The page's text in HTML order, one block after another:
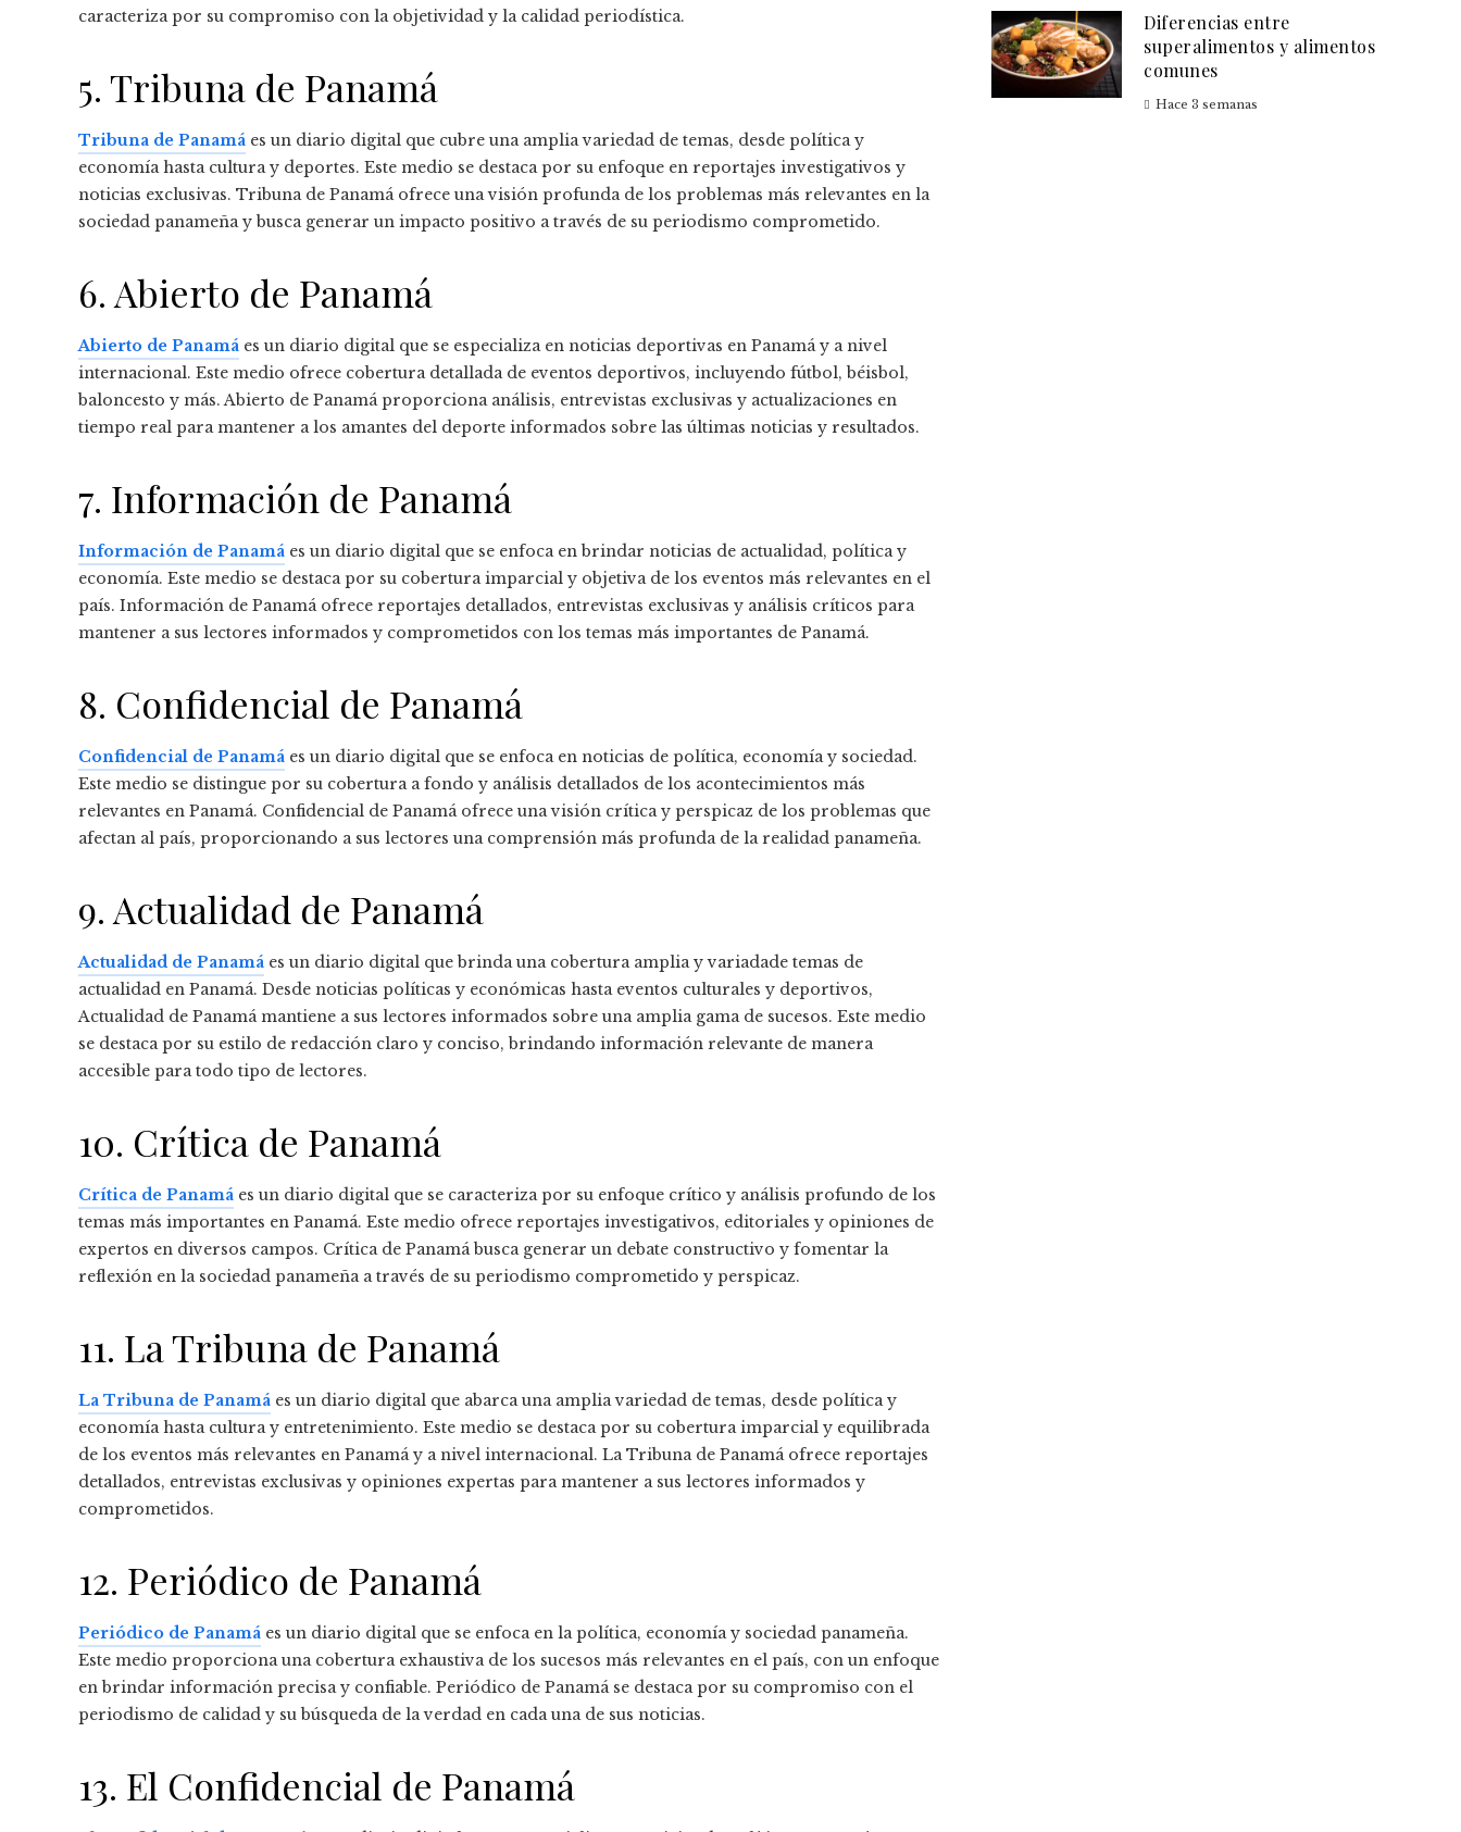
caracteriza por su compromiso con la objetividad y la calidad periodística.
5. Tribuna de Panamá
Tribuna de Panamá es un diario digital que cubre una amplia variedad de temas, desde política y
economía hasta cultura y deportes. Este medio se destaca por su enfoque en reportajes investigativos y
noticias exclusivas. Tribuna de Panamá ofrece una visión profunda de los problemas más relevantes en la
sociedad panameña y busca generar un impacto positivo a través de su periodismo comprometido.
6. Abierto de Panamá
Abierto de Panamá es un diario digital que se especializa en noticias deportivas en Panamá y a nivel
internacional. Este medio ofrece cobertura detallada de eventos deportivos, incluyendo fútbol, béisbol,
baloncesto y más. Abierto de Panamá proporciona análisis, entrevistas exclusivas y actualizaciones en
tiempo real para mantener a los amantes del deporte informados sobre las últimas noticias y resultados.
7. Información de Panamá
Información de Panamá es un diario digital que se enfoca en brindar noticias de actualidad, política y
economía. Este medio se destaca por su cobertura imparcial y objetiva de los eventos más relevantes en el
país. Información de Panamá ofrece reportajes detallados, entrevistas exclusivas y análisis críticos para
mantener a sus lectores informados y comprometidos con los temas más importantes de Panamá.
8. Confidencial de Panamá
Confidencial de Panamá es un diario digital que se enfoca en noticias de política, economía y sociedad.
Este medio se distingue por su cobertura a fondo y análisis detallados de los acontecimientos más
relevantes en Panamá. Confidencial de Panamá ofrece una visión crítica y perspicaz de los problemas que
afectan al país, proporcionando a sus lectores una comprensión más profunda de la realidad panameña.
9. Actualidad de Panamá
Actualidad de Panamá es un diario digital que brinda una cobertura amplia y variadade temas de
actualidad en Panamá. Desde noticias políticas y económicas hasta eventos culturales y deportivos,
Actualidad de Panamá mantiene a sus lectores informados sobre una amplia gama de sucesos. Este medio
se destaca por su estilo de redacción claro y conciso, brindando información relevante de manera
accesible para todo tipo de lectores.
10. Crítica de Panamá
Crítica de Panamá es un diario digital que se caracteriza por su enfoque crítico y análisis profundo de los
temas más importantes en Panamá. Este medio ofrece reportajes investigativos, editoriales y opiniones de
expertos en diversos campos. Crítica de Panamá busca generar un debate constructivo y fomentar la
reflexión en la sociedad panameña a través de su periodismo comprometido y perspicaz.
11. La Tribuna de Panamá
La Tribuna de Panamá es un diario digital que abarca una amplia variedad de temas, desde política y
economía hasta cultura y entretenimiento. Este medio se destaca por su cobertura imparcial y equilibrada
de los eventos más relevantes en Panamá y a nivel internacional. La Tribuna de Panamá ofrece reportajes
detallados, entrevistas exclusivas y opiniones expertas para mantener a sus lectores informados y
comprometidos.
12. Periódico de Panamá
Periódico de Panamá es un diario digital que se enfoca en la política, economía y sociedad panameña.
Este medio proporciona una cobertura exhaustiva de los sucesos más relevantes en el país, con un enfoque
en brindar información precisa y confiable. Periódico de Panamá se destaca por su compromiso con el
periodismo de calidad y su búsqueda de la verdad en cada una de sus noticias.
13. El Confidencial de Panamá
Diferencias entre
superalimentos y alimentos
comunes
Hace 3 semanas